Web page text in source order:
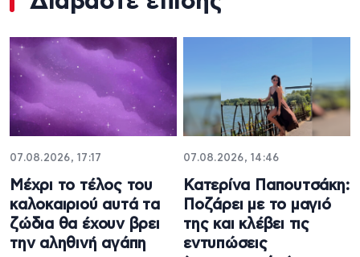
07.08.2026, 17:17
Μέχρι το τέλος του
καλοκαιριού αυτά τα
ζώδια θα έχουν βρει
την αληθινή αγάπη
07.08.2026, 14:46
Κατερίνα Παπουτσάκη:
Ποζάρει με το μαγιό
της και κλέβει τις
εντυπώσεις